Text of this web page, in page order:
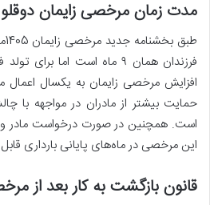
مدت زمان مرخصی زایمان
فرزندان همان ۹ ماه است اما
افزایش مرخصی زایمان به یکسال
حمایت بیشتر از مادران در مواجهه با
است. همچنین در صورت درخواست مادر و
این مرخصی در ماه‌های پایانی بارداری
قانون بازگشت به کار بعد از